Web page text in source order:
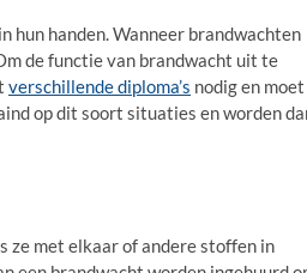
hun handen. Wanneer brandwachten
de functie van brandwacht uit te
verschillende diploma’s nodig en moet
op dit soort situaties en worden
ze met elkaar of andere stoffen in